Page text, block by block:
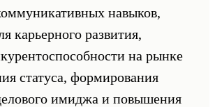
навыков,
карьерного развития,
на рынке
статуса, формирования
имиджа и повышения